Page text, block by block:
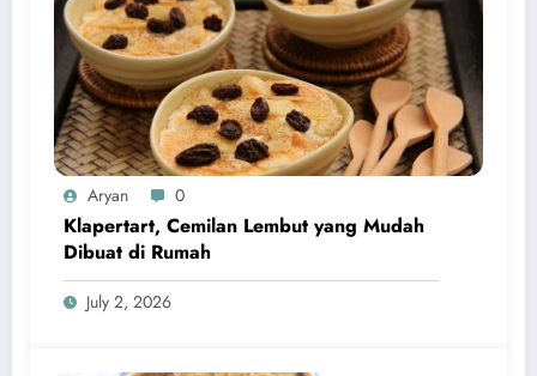
Aryan 0
Klapertart, Cemilan Lembut yang Mudah
Dibuat di Rumah
July 2, 2026